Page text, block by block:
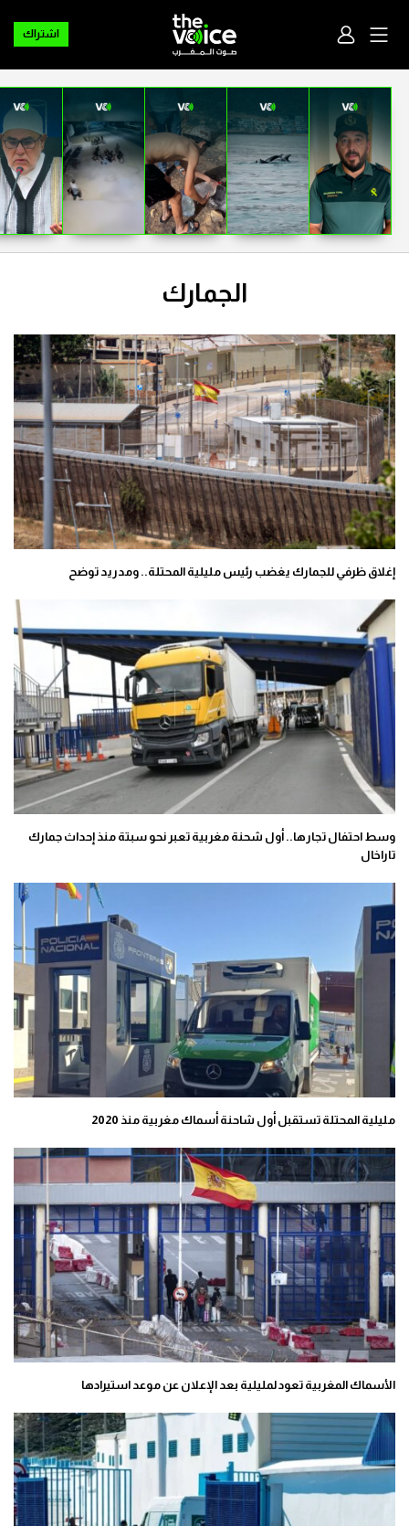
اشتراك
الجمارك
إغلاق ظرفي للجمارك يغضب رئيس مليلية المحتلة.. ومدريد توضح
وسط احتفال تجارها.. أول شحنة مغربية تعبر نحو سبتة منذ إحداث جمارك
تاراخال
مليلية المحتلة تستقبل أول شاحنة أسماك مغربية منذ 2020
الأسماك المغربية تعود لمليلية بعد الإعلان عن موعد استيرادها